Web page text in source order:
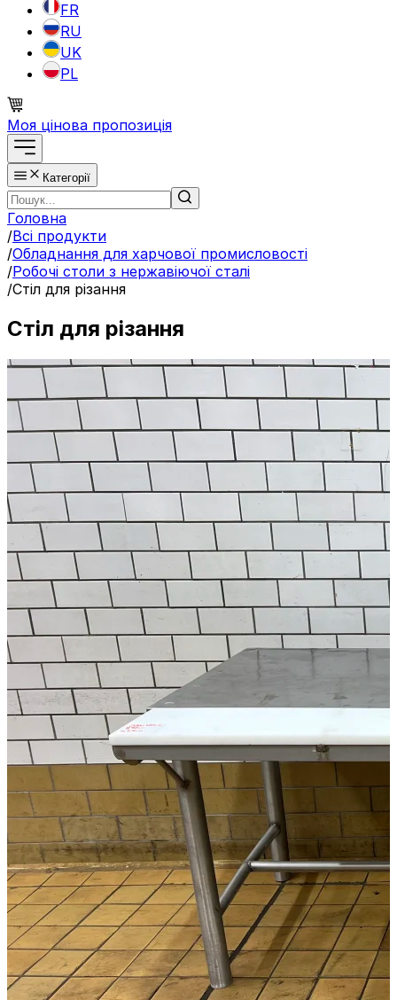
FR
RU
UK
PL
Моя цінова пропозиція
Категорії
Головна
/Всі продукти
/Обладнання для харчової промисловості
/Робочі столи з нержавіючої сталі
/Стіл для різання
Стіл для різання